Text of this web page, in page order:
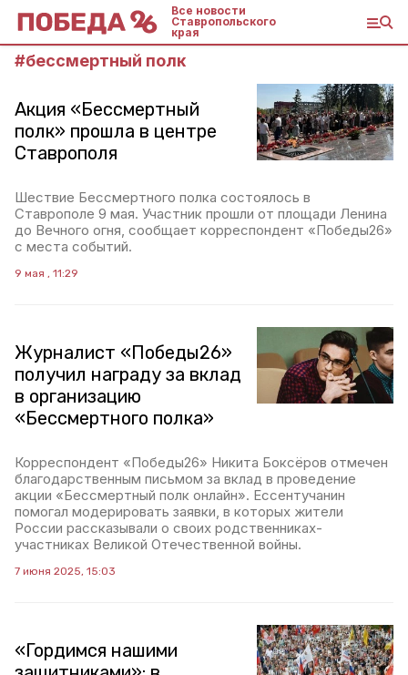
Все новости
Ставропольского
края
#бессмертный полк
Акция «Бессмертный
полк» прошла в центре
Ставрополя
Шествие Бессмертного полка состоялось в
Ставрополе 9 мая. Участник прошли от площади Ленина
до Вечного огня, сообщает корреспондент «Победы26»
с места событий.
9 мая , 11:29
Журналист «Победы26»
получил награду за вклад
в организацию
«Бессмертного полка»
Корреспондент «Победы26» Никита Боксёров отмечен
благодарственным письмом за вклад в проведение
акции «Бессмертный полк онлайн». Ессентучанин
помогал модерировать заявки, в которых жители
России рассказывали о своих родственниках-
участниках Великой Отечественной войны.
7 июня 2025, 15:03
«Гордимся нашими